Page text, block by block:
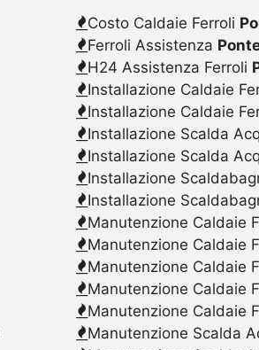
Costo Caldaie Ferroli
Ferroli Assistenza
H24 Assistenza Ferroli
Installazione Caldaie
Installazione Caldaie
Installazione Scalda
Installazione Scalda
Installazione
Installazione
Manutenzione Caldaie
Manutenzione Caldaie
Manutenzione Caldaie
Manutenzione Caldaie
Manutenzione Caldaie
Manutenzione Scalda